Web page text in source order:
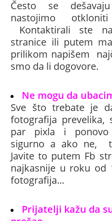
Često se
nastojimo
Kontaktirali ste
stranice ili putem
prilikom napišem
smo da li dogovore.
Ne mogu da
Sve što trebate je
fotografija prevelika,
par pixla i ponovo
sigurno a ako ne,
Javite to putem Fb
najkasnije u roku od
fotografija...
Prijatelji kažu da